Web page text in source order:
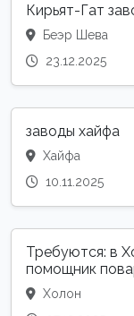
Кирьят-Гат
Беэр Шева
23.12.2025
заводы хайфа
Хайфа
10.11.2025
Требуются: в
помощник
Холон